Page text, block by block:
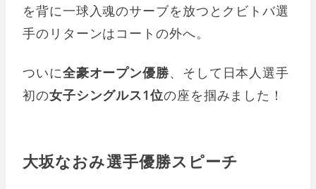
を背に一球入魂のサーブを放つとクビトバ選
手のリターンはコートの外へ。
ついに全豪オープン優勝、そして日本人選手
初の女子シングルス1位の座を掴みました！
大坂なおみ選手優勝スピーチ